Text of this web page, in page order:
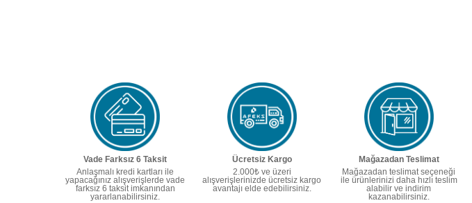
Vade Farksız 6 Taksit
Anlaşmalı kredi kartları ile
yapacağınız alışverişlerde vade
farksız 6 taksit imkanından
yararlanabilirsiniz.
Ücretsiz Kargo
2.000₺ ve üzeri
alışverişlerinizde ücretsiz kargo
avantajı elde edebilirsiniz.
Mağazadan Teslimat
Mağazadan teslimat seçeneği
ile ürünlerinizi daha hızlı teslim
alabilir ve indirim
kazanabilirsiniz.